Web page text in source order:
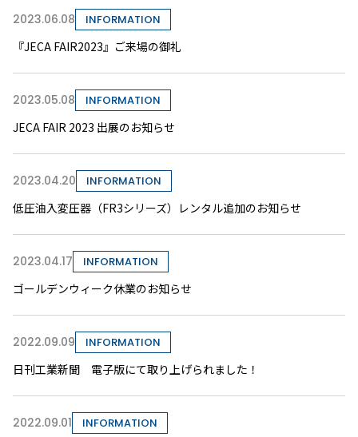
2023.06.08 INFORMATION
『JECA FAIR2023』ご来場の御礼
2023.05.08 INFORMATION
JECA FAIR 2023 出展のお知らせ
2023.04.20 INFORMATION
低圧油入変圧器（FR3シリーズ）レンタル追加のお知らせ
2023.04.17 INFORMATION
ゴールデンウィーク休業のお知らせ
2022.09.09 INFORMATION
日刊工業新聞 電子版にて取り上げられました！
2022.09.01 INFORMATION